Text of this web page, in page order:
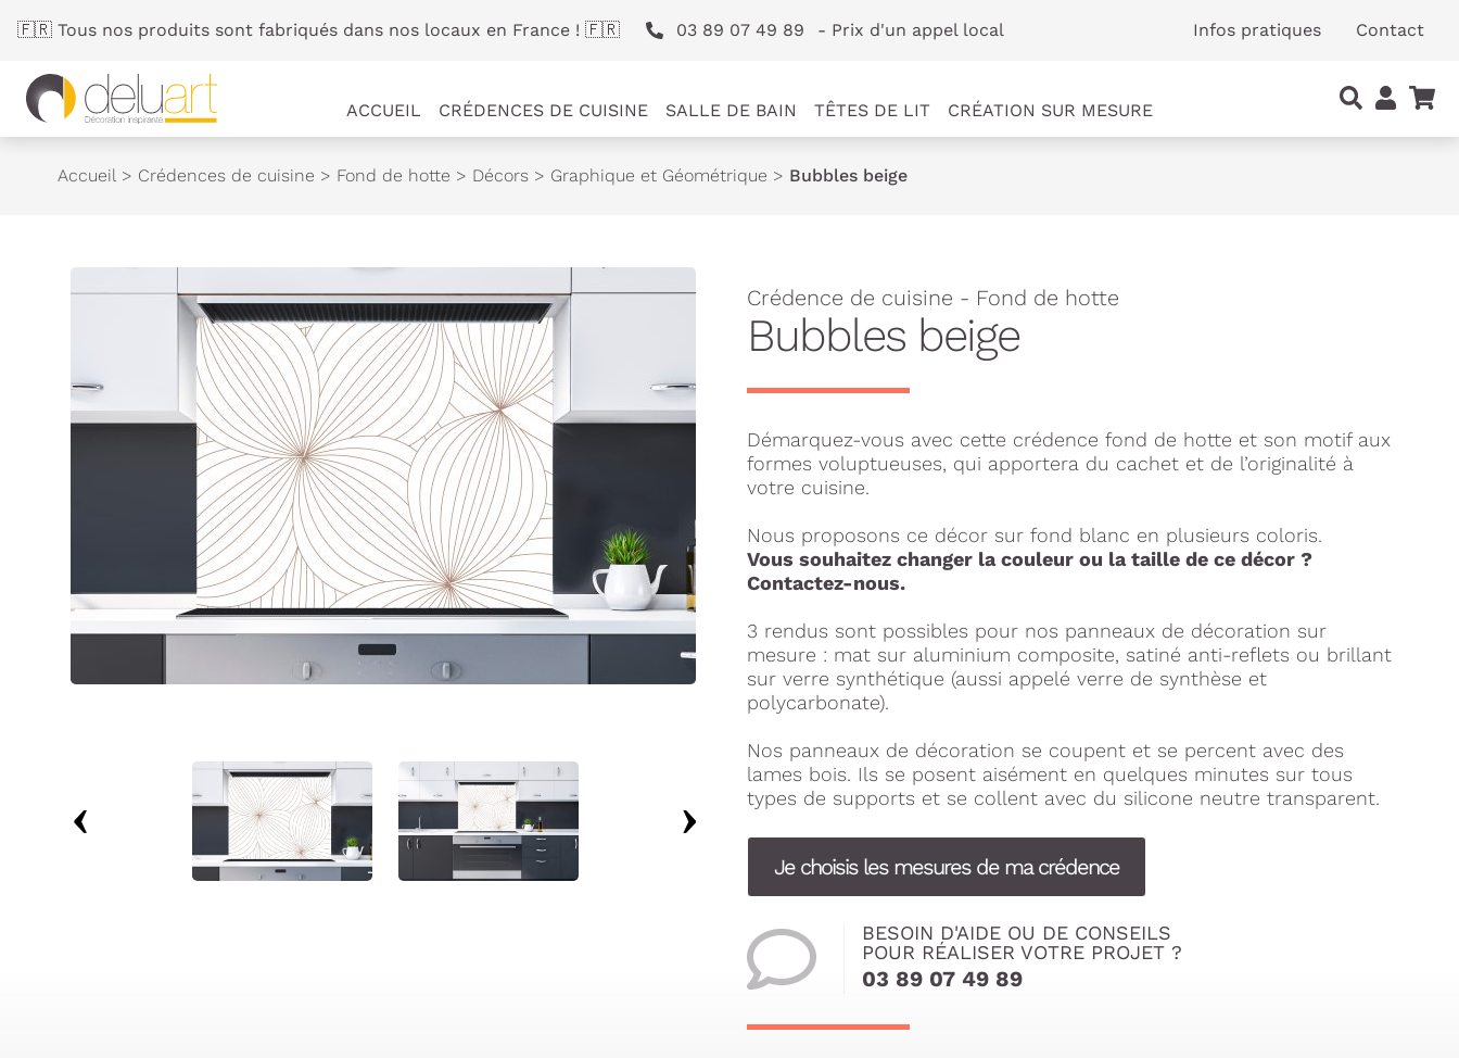
🇫🇷 Tous nos produits sont fabriqués dans nos locaux en France ! 🇫🇷 03 89 07 49 89 - Prix d'un appel local Infos pratiques Contact
ACCUEIL CRÉDENCES DE CUISINE SALLE DE BAIN TÊTES DE LIT CRÉATION SUR MESURE
Accueil > Crédences de cuisine > Fond de hotte > Décors > Graphique et Géométrique > Bubbles beige
Crédence de cuisine - Fond de hotte
Bubbles beige
Démarquez-vous avec cette crédence fond de hotte et son motif aux
formes voluptueuses, qui apportera du cachet et de l’originalité à
votre cuisine.
Nous proposons ce décor sur fond blanc en plusieurs coloris.
Vous souhaitez changer la couleur ou la taille de ce décor ?
Contactez-nous.
3 rendus sont possibles pour nos panneaux de décoration sur
mesure : mat sur aluminium composite, satiné anti-reflets ou brillant
sur verre synthétique (aussi appelé verre de synthèse et
polycarbonate).
Nos panneaux de décoration se coupent et se percent avec des
lames bois. Ils se posent aisément en quelques minutes sur tous
types de supports et se collent avec du silicone neutre transparent.
Je choisis les mesures de ma crédence
BESOIN D'AIDE OU DE CONSEILS
POUR RÉALISER VOTRE PROJET ?
03 89 07 49 89